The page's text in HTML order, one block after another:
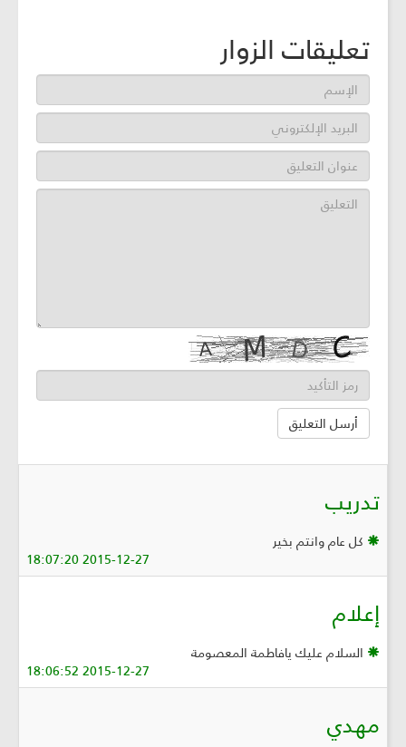
تعليقات الزوار
تدريب
كل عام وانتم بخير
2015-12-27 18:07:20
إعلام
السلام عليك يافاطمة المعصومة
2015-12-27 18:06:52
مهدي